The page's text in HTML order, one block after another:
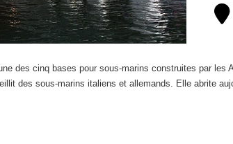
des cinq bases pour sous-marins construites par
des sous-marins italiens et allemands. Elle abrite